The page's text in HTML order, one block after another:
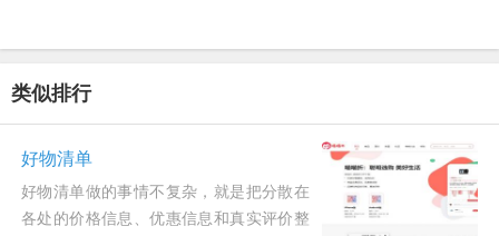
类似排行
好物清单
好物清单做的事情不复杂，就是把分散在
各处的价格信息、优惠信息和真实评价整